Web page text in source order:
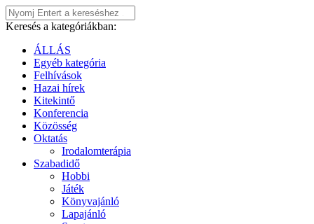
Keresés a kategóriákban:
ÁLLÁS
Egyéb kategória
Felhívások
Hazai hírek
Kitekintő
Konferencia
Közösség
Oktatás
Irodalomterápia
Szabadidő
Hobbi
Játék
Könyvajánló
Lapajánló